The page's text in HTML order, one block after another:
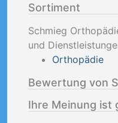
Sortiment
Schmieg
und
Orthopädie
Bewertung von
Ihre Meinung ist